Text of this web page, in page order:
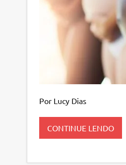
Por Lucy Dias
CONTINUE LENDO